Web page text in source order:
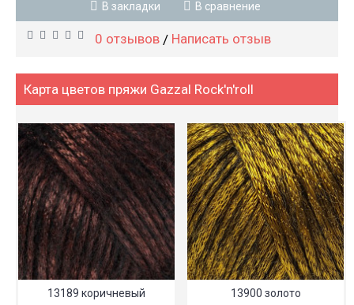
В закладки В сравнение
0 отзывов / Написать отзыв
Карта цветов пряжи Gazzal Rock'n'roll
13189 коричневый 13900 золото